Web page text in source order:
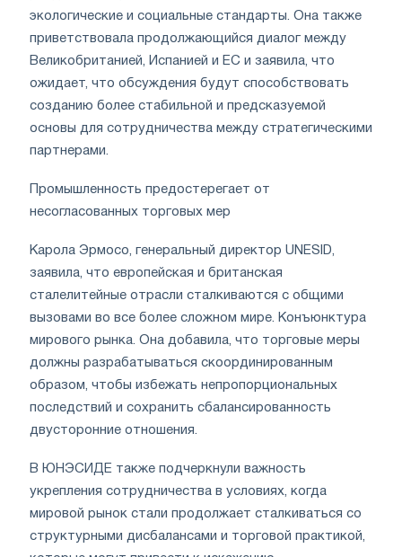
экологические и социальные стандарты. Она также
приветствовала продолжающийся диалог между
Великобританией, Испанией и ЕС и заявила, что
ожидает, что обсуждения будут способствовать
созданию более стабильной и предсказуемой
основы для сотрудничества между стратегическими
партнерами.
Промышленность предостерегает от
несогласованных торговых мер
Карола Эрмосо, генеральный директор UNESID,
заявила, что европейская и британская
сталелитейные отрасли сталкиваются с общими
вызовами во все более сложном мире. Конъюнктура
мирового рынка. Она добавила, что торговые меры
должны разрабатываться скоординированным
образом, чтобы избежать непропорциональных
последствий и сохранить сбалансированность
двусторонние отношения.
В ЮНЭСИДЕ также подчеркнули важность
укрепления сотрудничества в условиях, когда
мировой рынок стали продолжает сталкиваться со
структурными дисбалансами и торговой практикой,